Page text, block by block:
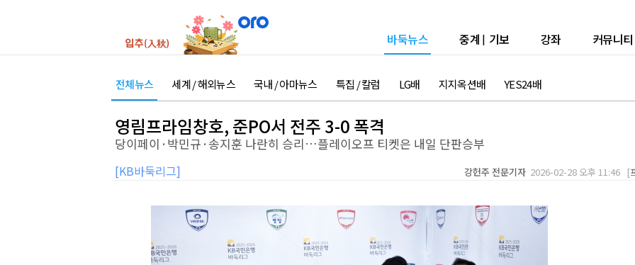
바둑뉴스 중계 | 기보 강좌 커뮤니티
전체뉴스 세계 / 해외뉴스 국내 / 아마뉴스 특집 / 칼럼 LG배 지지옥션배 YES24배
영림프라임창호, 준PO서 전주 3-0 폭격
당이페이·박민규·송지훈 나란히 승리…플레이오프 티켓은 내일 단판승부
[KB바둑리그] 강헌주 전문기자 2026-02-28 오후 11:46 [